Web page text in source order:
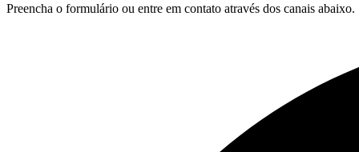
Preencha o formulário ou entre em contato através dos canais abaixo.